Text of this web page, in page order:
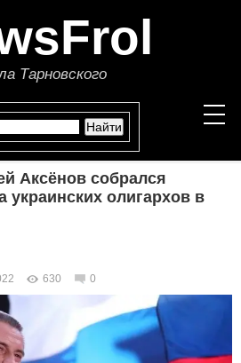
Тарновского
НОВОСТИ
ПОЛИТИКА
В МИРЕ
Аксёнов собрался
украинских олигархов в
630 0